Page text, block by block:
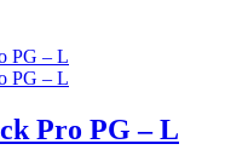
Pro PG – L